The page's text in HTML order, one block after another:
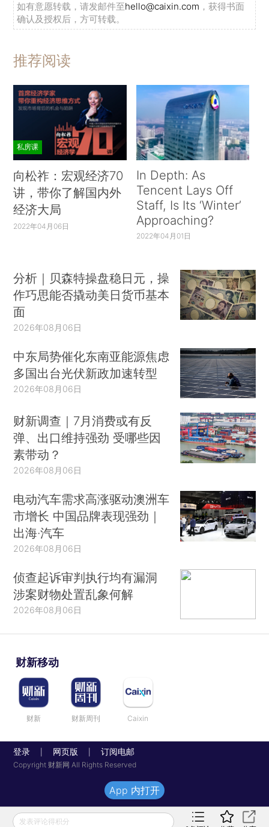
如有意愿转载，请发邮件至hello@caixin.com ，获得书面
确认及授权后，方可转载。
推荐阅读
私房课
向松祚：宏观经济70
讲，带你了解国内外
经济大局
2022年04月06日
In Depth: As
Tencent Lays Off
Staff, Is Its ‘Winter’
Approaching?
2022年04月01日
分析｜贝森特操盘稳日元，操
作巧思能否撬动美日货币基本
面
2026年08月06日
中东局势催化东南亚能源焦虑
多国出台光伏新政加速转型
2026年08月06日
财新调查｜7月消费或有反
弹、出口维持强劲 受哪些因
素带动？
2026年08月06日
电动汽车需求高涨驱动澳洲车
市增长 中国品牌表现强劲｜
出海·汽车
2026年08月06日
侦查起诉审判执行均有漏洞
涉案财物处置乱象何解
2026年08月06日
财新移动
财新 财新周刊 Caixin
登录 网页版 订阅电邮
Copyright 财新网 All Rights Reserved
发表评论得积分
App 内打开